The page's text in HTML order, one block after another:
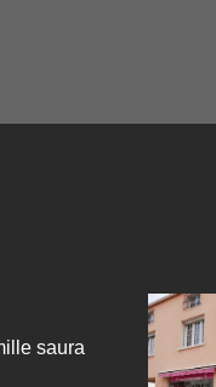
saura